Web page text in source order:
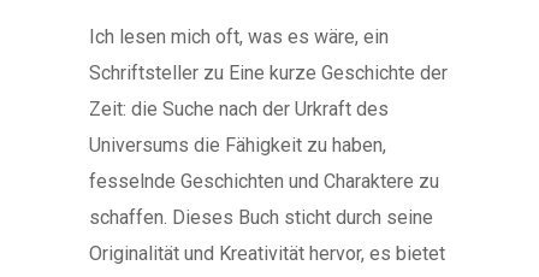
Ich lesen mich oft, was es wäre, ein
Schriftsteller zu Eine kurze Geschichte der
Zeit: die Suche nach der Urkraft des
Universums die Fähigkeit zu haben,
fesselnde Geschichten und Charaktere zu
schaffen. Dieses Buch sticht durch seine
Originalität und Kreativität hervor, es bietet